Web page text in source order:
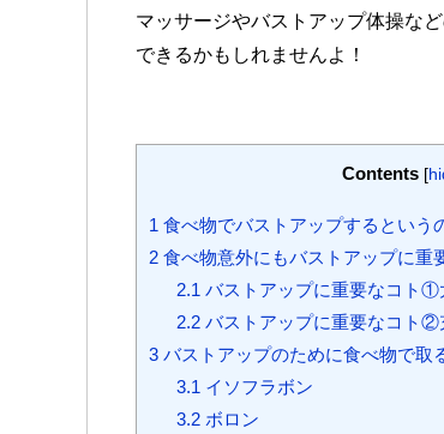
マッサージやバストアップ体操な
できるかもしれませんよ！
Contents [
1 食べ物でバストアップするという
2 食べ物意外にもバストアップに重
2.1 バストアップに重要なコト①
2.2バストアップに重要なコト②
3 バストアップのために食べ物で取
3.1 イソフラボン
3.2ボロン